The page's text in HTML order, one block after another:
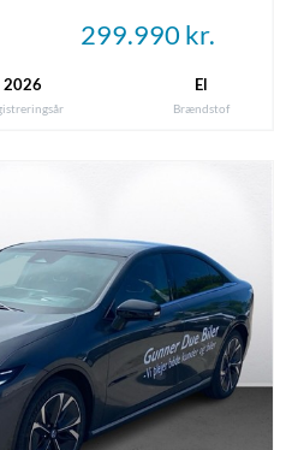
299.990 kr.
2026 El
Brændstof